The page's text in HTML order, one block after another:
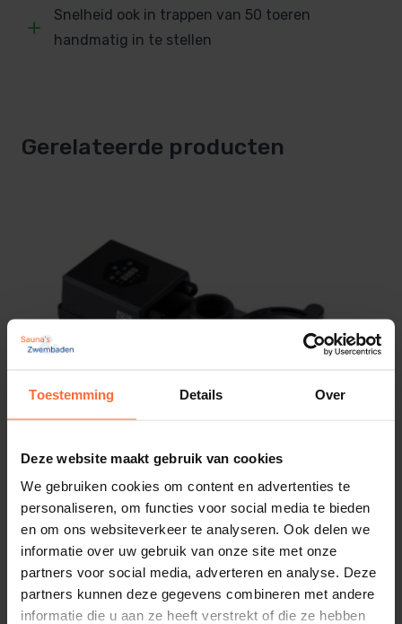
Toestemming Details Over
Deze website maakt gebruik van cookies
We gebruiken cookies om content en advertenties te
personaliseren, om functies voor social media te bieden
en om ons websiteverkeer te analyseren. Ook delen we
informatie over uw gebruik van onze site met onze
partners voor social media, adverteren en analyse. Deze
partners kunnen deze gegevens combineren met andere
informatie die u aan ze heeft verstrekt of die ze hebben
Snelheid ook in trappen van 50 toeren
handmatig in te stellen
Gerelateerde producten
AquaForte ECO IVS 100, variabele
zwembadpomp
599,00